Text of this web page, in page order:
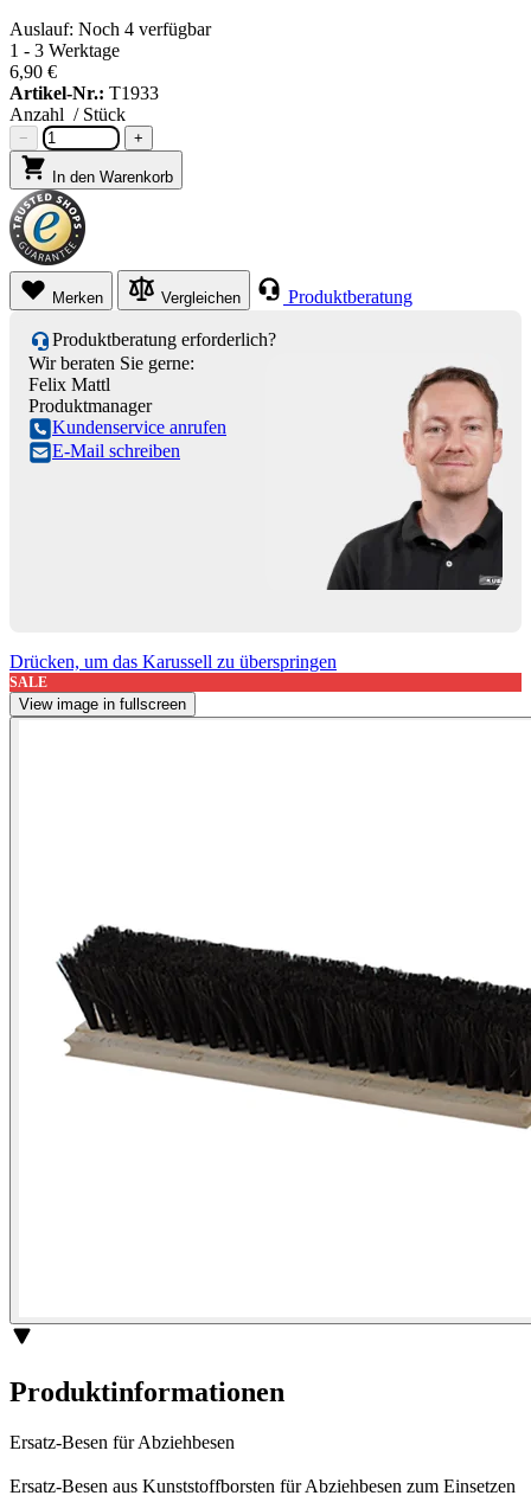
Auslauf: Noch 4 verfügbar
1 - 3 Werktage
6,90 €
Artikel-Nr.: T1933
Anzahl / Stück
− +
In den Warenkorb
Merken Vergleichen Produktberatung
Produktberatung erforderlich?
Wir beraten Sie gerne:
Felix Mattl
Produktmanager
Kundenservice anrufen
E-Mail schreiben
Drücken, um das Karussell zu überspringen
SALE
View image in fullscreen
Produktinformationen
Ersatz-Besen für Abziehbesen
Ersatz-Besen aus Kunststoffborsten für Abziehbesen zum Einsetzen